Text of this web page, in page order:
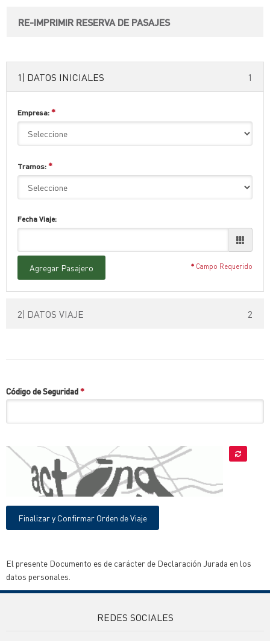
RE-IMPRIMIR RESERVA DE PASAJES
1
1) DATOS INICIALES
Empresa: *
Tramos: *
Fecha Viaje:
Agregar Pasajero * Campo Requerido
2
2) DATOS VIAJE
Código de Seguridad*
Finalizar y Confirmar Orden de Viaje
El presente Documento es de carácter de Declaración Jurada en los
datos personales.
REDES SOCIALES